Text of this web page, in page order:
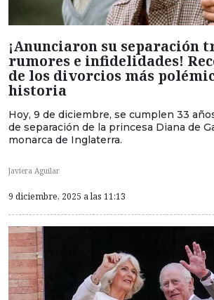
¡Anunciaron su separación
rumores e infidelidades!
de los divorcios más
historia
Hoy, 9 de diciembre, se cumplen 33
de separación de la princesa Diana de
monarca de Inglaterra.
Javiera Aguilar
9 diciembre, 2025 a las 11:13